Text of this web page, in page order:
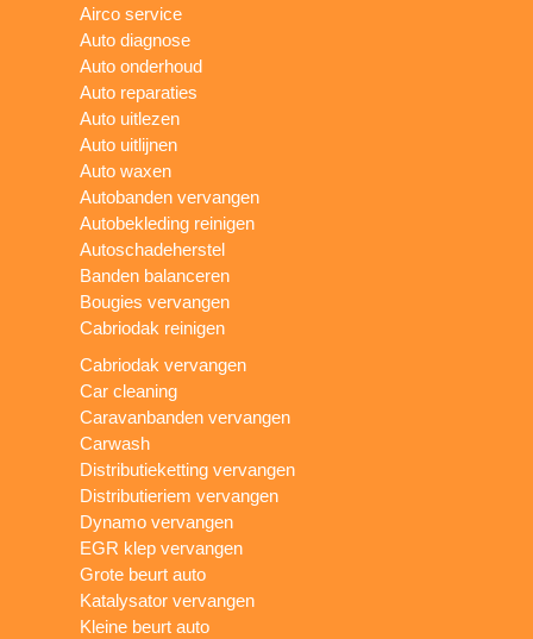
Airco service
Auto diagnose
Auto onderhoud
Auto reparaties
Auto uitlezen
Auto uitlijnen
Auto waxen
Autobanden vervangen
Autobekleding reinigen
Autoschadeherstel
Banden balanceren
Bougies vervangen
Cabriodak reinigen
Cabriodak vervangen
Car cleaning
Caravanbanden vervangen
Carwash
Distributieketting vervangen
Distributieriem vervangen
Dynamo vervangen
EGR klep vervangen
Grote beurt auto
Katalysator vervangen
Kleine beurt auto